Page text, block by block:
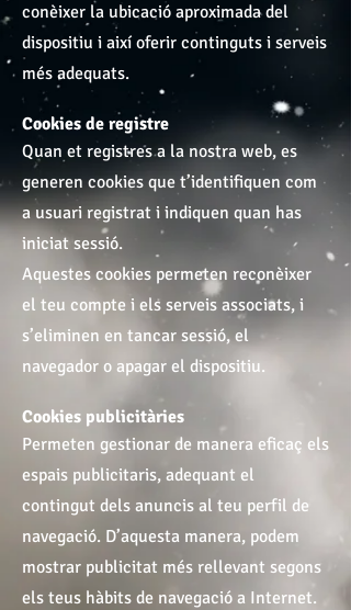
conèixer la ubicació aproximada del
dispositiu i així oferir continguts i serveis
més adequats.
Cookies de registre
Quan et registres a la nostra web, es
generen cookies que t’identifiquen com
a usuari registrat i indiquen quan has
iniciat sessió.
Aquestes cookies permeten reconèixer
el teu compte i els serveis associats, i
s’eliminen en tancar sessió, el
navegador o apagar el dispositiu.
Cookies publicitàries
Permeten gestionar de manera eficaç els
espais publicitaris, adequant el
contingut dels anuncis al teu perfil de
navegació. D’aquesta manera, podem
mostrar publicitat més rellevant segons
els teus hàbits de navegació a Internet.